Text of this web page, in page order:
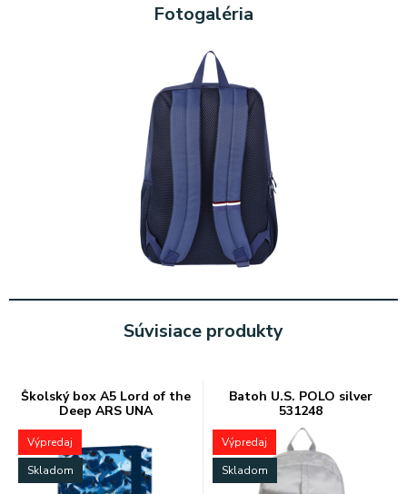
Fotogaléria
Súvisiace produkty
Školský box A5 Lord of the
Deep ARS UNA
Výpredaj
Skladom
Batoh U.S. POLO silver
531248
Výpredaj
Skladom